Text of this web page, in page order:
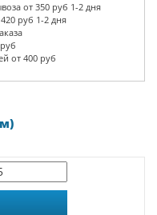
от 350 руб 1-2 дня
руб 1-2 дня
от 400 руб